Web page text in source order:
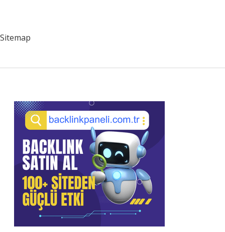
Sitemap
Sidebar